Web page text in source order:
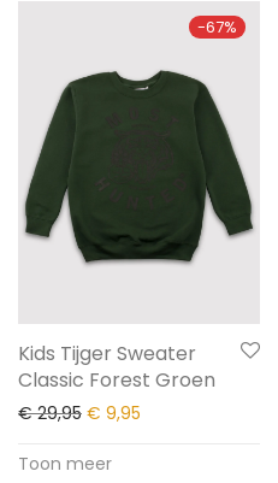
-67%
Kids Tijger Sweater
Classic Forest Groen
€29,95 € 9,95
Toon meer